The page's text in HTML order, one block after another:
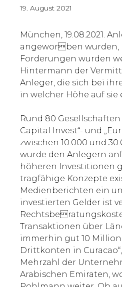
19. August 2021
München, 19.08.2021.
angeworben wurden,
Forderungen wurden
Hintermann der
Anleger, die sich bei
in welcher Höhe auf
Rund 80
Capital Invest“- und
zwischen 10.000 und
wurde den Anlegern
höheren Investitionen
tragfähige Konzepte
Medienberichten ein
investierten Gelder ist
Transaktionen über
immerhin gut 10
Drittkonten in
Mehrzahl der
Arabischen Emiraten,